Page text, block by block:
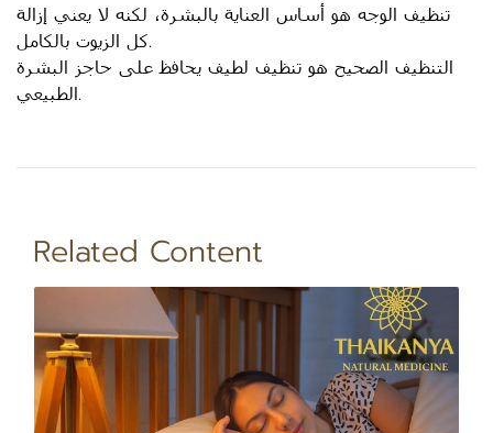
تنظيف الوجه هو أساس العناية بالبشرة، لكنه لا يعني إزالة
كل الزيوت بالكامل.
التنظيف الصحيح هو تنظيف لطيف يحافظ على حاجز البشرة
الطبيعي.
Related Content